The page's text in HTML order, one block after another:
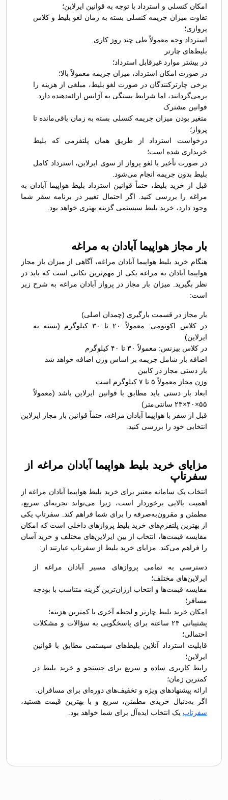
امکان کنسلی و استرداد با توجه به قوانین ایرلاین؛
تفاوت میزان جریمه کنسلی بسته به زمان لغو بلیط و کلاس
پروازی؛
استرداد وجه معمولاً طی چند روز کاری.
بلیط‌های چارتر
در بیشتر موارد غیرقابل استرداد؛
در صورت امکان استرداد، میزان جریمه معمولاً بالا؛
برخی چارترکنندگان در صورت لغو بلیط، مبلغی از هزینه را
برمی‌گردانند، اما شرایط بستگی به آژانس ارائه‌دهنده دارد.
قوانین مشترک
متغیر بودن میزان جریمه کنسلی بسته به زمان باقی‌مانده تا
پرواز؛
درخواست استرداد از طریق همان پلتفرمی که بلیط
خریداری شده است؛
در صورت تأخیر یا لغو پرواز از سوی ایرلاین، استرداد کامل
بلیط بدون جریمه انجام می‌شود.
قبل از خرید بلیط، حتماً قوانین استرداد بلیط هواپیما آبادان به
مراغه را بررسی کنید. اگر احتمال تغییر در برنامه سفر شما
وجود دارد، خرید بلیط سیستمی گزینه بهتری خواهد بود.
بار مجاز هواپیما آبادان به مراغه
هنگام خرید بلیط هواپیما آبادان مراغه، آگاهی از میزان باز مجاز
هواپیما آبادان به مراغه یکی از مهم‌ترین نکاتی است که باید در
نظر بگیرید. میزان بار مجاز در پرواز آبادان مراغه به شرح زیر
است:
بار مجاز در قسمت بارگیری (چمدان اصلی)
در کلاس اکونومی: معمولاً ۲۰ تا ۳۰ کیلوگرم (بسته به
ایرلاین)
در کلاس بیزنس: معمولاً ۳۰ تا ۴۰ کیلوگرم
اضافه بار شامل جریمه بر اساس وزن اضافه خواهد شد
بار دستی مجاز در کابین
وزن مجاز معمولاً ۵ تا ۷ کیلوگرم است
ابعاد بار دستی باید مطابق با قوانین ایرلاین باشد (معمولاً
۵۵×۴۰×۲۳ سانتی‌متر)
قبل از سفر با هواپیما آبادان مراغه، حتماً قوانین بار مجاز ایرلاین
انتخابی خود را بررسی کنید.
مزایای خرید بلیط هواپیما آبادان مراغه از
سفرتاپ
انتخاب یک سامانه معتبر برای خرید بلیط هواپیما آبادان مراغه از
اهمیت بالایی برخوردار است، زیرا می‌تواند تجربه‌ای سریع،
مطمئن و مقرون‌به‌صرفه را برای شما فراهم کند. سفرتاپ یکی
از بهترین پلتفرم‌های خرید بلیط پروازهای داخلی است که امکان
مقایسه قیمت‌ها، انتخاب از بین ایرلاین‌های مختلف و خرید آسان
را فراهم می‌کند. مزایای خرید بلیط از سفرتاپ عبارتند از:
دسترسی به تمامی پروازهای مسیر آبادان مراغه از
ایرلاین‌های مختلف؛
مقایسه قیمت‌ها و انتخاب ارزان‌ترین گزینه متناسب با بودجه
مسافر؛
امکان خرید بلیط چارتر و لحظه آخری با کمترین هزینه؛
پشتیبانی ۲۴ ساعته برای پاسخگویی به سؤالات و مشکلات
احتمالی؛
قابلیت استرداد آنلاین بلیط‌های سیستمی مطابق با قوانین
ایرلاین؛
رابط کاربری ساده و سریع برای جستجو و خرید بلیط در
کمترین زمان؛
ارائه پیشنهادهای ویژه و تخفیف‌های دوره‌ای برای مسافران.
اگر به‌دنبال خریدی مطمئن، سریع و با بهترین قیمت هستید،
سفرتاپ یک انتخاب ایده‌آل برای شما خواهد بود.